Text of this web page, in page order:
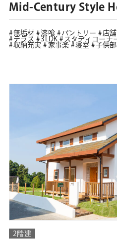
Mid-Century Style
無垢材 漆喰 パントリー 店
テラス
3LDK スタディコーナ
収納充実
家事楽 寝室 子供
2階建